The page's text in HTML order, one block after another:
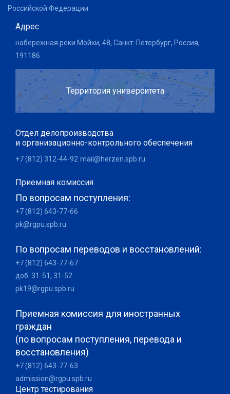
Российской Федерации
Адрес
набережная реки Мойки, 48, Санкт-Петербург, Россия,
191186
Территория университета
Отдел делопроизводства
и организационно-контрольного обеспечения
+7 (812) 312-44-92 mail@herzen.spb.ru
Приемная комиссия
По вопросам поступления:
+7 (812) 643-77-66
pk@rgpu.spb.ru
По вопросам переводов и восстановлений:
+7 (812) 643-77-67
доб. 31-51, 31-52
pk19@rgpu.spb.ru
Приемная комиссия для иностранных
граждан
(по вопросам поступления, перевода и
восстановления)
+7 (812) 643-77-63
admission@rgpu.spb.ru
Центр тестирования